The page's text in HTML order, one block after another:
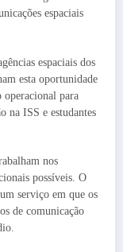
espaciais
espaciais dos
esta oportunidade
operacional para
na ISS e estudantes
nos
possíveis. O
serviço em que os
de comunicação